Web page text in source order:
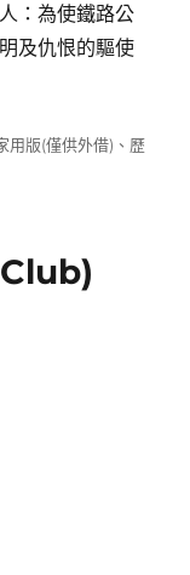
：為使鐵路公
及仇恨的驅使
用版(僅供外借) 、 歷